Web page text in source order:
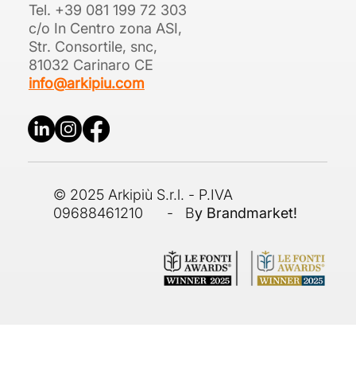
Tel. +39 081 199 72 303
c/o In Centro zona ASI,
Str. Consortile, snc,
81032 Carinaro CE
info@arkipiu.com
© 2025 Arkipiù S.r.l. - P.IVA
09688461210 - By Brandmarket!